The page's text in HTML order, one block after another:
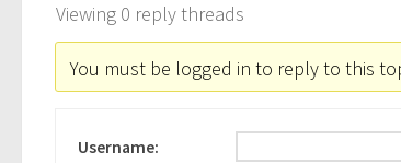
Viewing 0 reply threads
You must be logged in to reply to this
Username: